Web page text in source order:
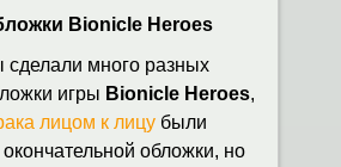
Bionicle Heroes
много разных
игры Bionicle Heroes,
лицом к лицубыли
обложки, но